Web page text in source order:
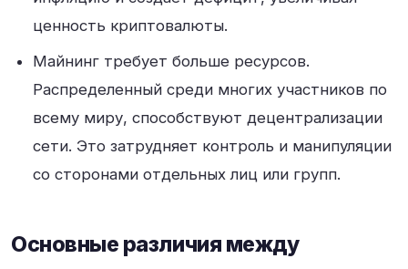
ценность криптовалюты.
Майнинг требует больше ресурсов.
Распределенный среди многих участников по
всему миру, способствуют децентрализации
сети. Это затрудняет контроль и манипуляции
со сторонами отдельных лиц или групп.
Основные различия между